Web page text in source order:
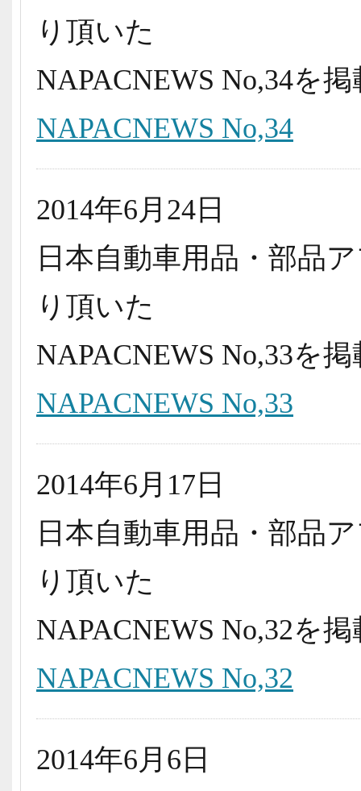
り頂いた
NAPACNEWS No,34を
NAPACNEWS No,34
2014年6月24日
日本自動車用品・部品
り頂いた
NAPACNEWS No,33を
NAPACNEWS No,33
2014年6月17日
日本自動車用品・部品
り頂いた
NAPACNEWS No,32を
NAPACNEWS No,32
2014年6月6日